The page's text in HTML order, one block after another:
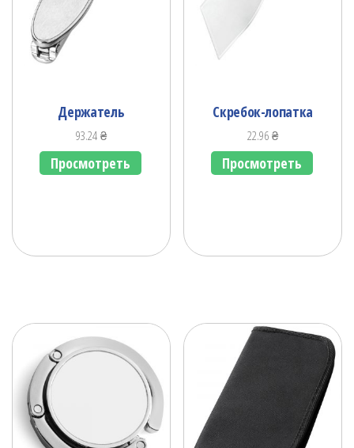
Держатель
93.24₴
Просмотреть
Скребок-лопатка
22.96₴
Просмотреть